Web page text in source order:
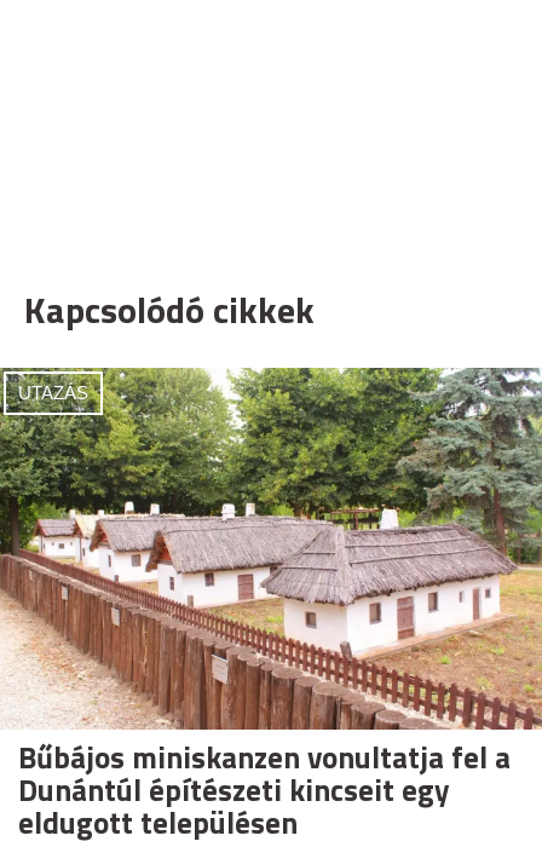
Kapcsolódó cikkek
UTAZÁS
Bűbájos miniskanzen vonultatja fel a
Dunántúl építészeti kincseit egy
eldugott településen